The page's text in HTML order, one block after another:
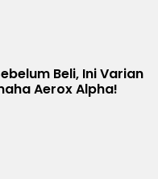
Beli, Ini Varian
Aerox Alpha!